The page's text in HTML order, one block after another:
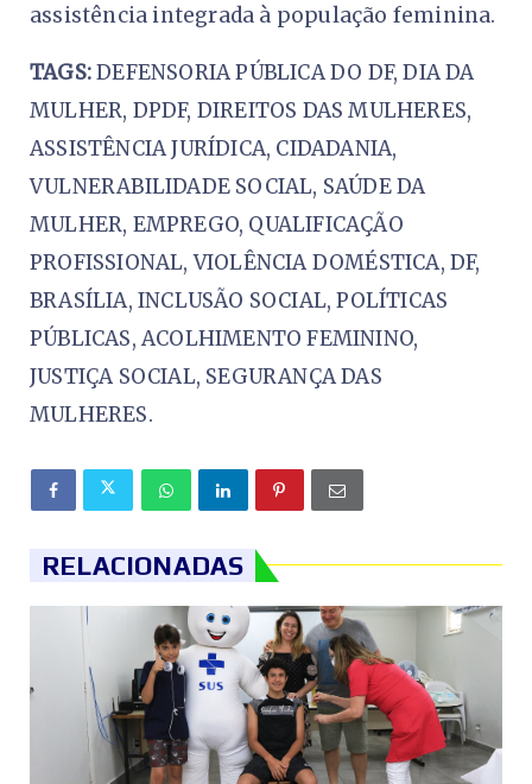
assistência integrada à população feminina.
TAGS:DEFENSORIA PÚBLICA DO DF, DIA DA
MULHER, DPDF, DIREITOS DAS MULHERES,
ASSISTÊNCIA JURÍDICA, CIDADANIA,
VULNERABILIDADE SOCIAL, SAÚDE DA
MULHER, EMPREGO, QUALIFICAÇÃO
PROFISSIONAL, VIOLÊNCIA DOMÉSTICA, DF,
BRASÍLIA, INCLUSÃO SOCIAL, POLÍTICAS
PÚBLICAS, ACOLHIMENTO FEMININO,
JUSTIÇA SOCIAL, SEGURANÇA DAS
MULHERES.
RELACIONADAS